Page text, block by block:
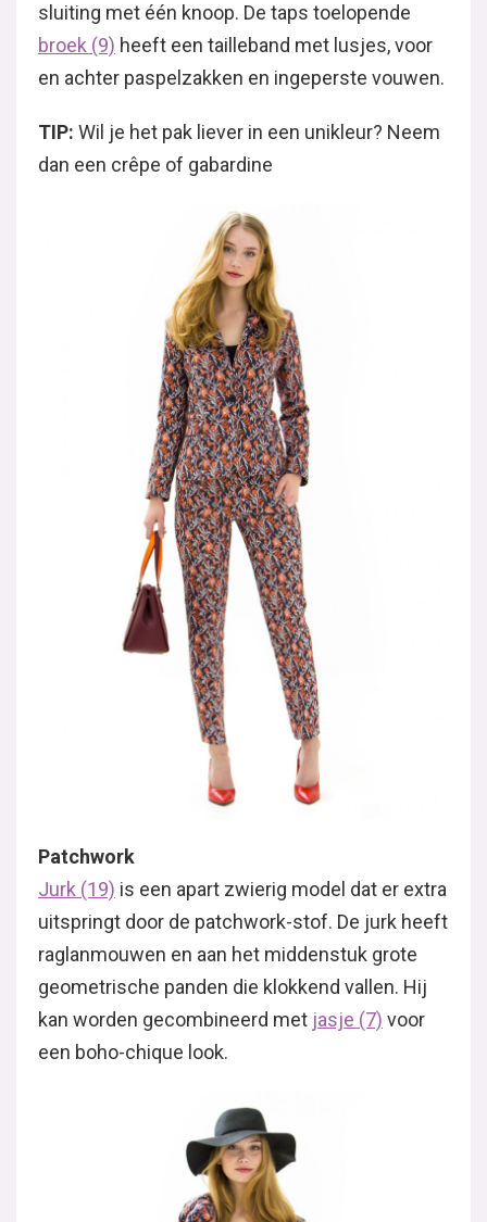
sluiting met één knoop. De taps toelopende
broek (9) heeft een tailleband met lusjes, voor
en achter paspelzakken en ingeperste vouwen.
TIP: Wil je het pak liever in een unikleur? Neem
dan een crêpe of gabardine
Patchwork
Jurk (19) is een apart zwierig model dat er extra
uitspringt door de patchwork-stof. De jurk heeft
raglanmouwen en aan het middenstuk grote
geometrische panden die klokkend vallen. Hij
kan worden gecombineerd met jasje (7) voor
een boho-chique look.